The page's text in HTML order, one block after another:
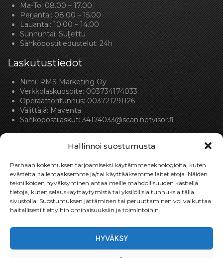
Hallinnoi suostumusta
Parhaan kokemuksen tarjoamiseksi käytämme teknologioita, kuten
evästeitä, tallentaaksemme ja/tai käyttääksemme laitetietoja. Näiden
tekniikoiden hyväksyminen antaa meille mahdollisuuden käsitellä
tietoja, kuten selauskäyttäytymistä tai yksilöllisiä tunnuksia tällä
sivustolla. Suostumuksen jättäminen tai peruuttaminen voi vaikuttaa
haitallisesti tiettyihin ominaisuuksiin ja toimintoihin.
HYVÄKSY
Ma-To: 08.00 – 17.00
Perjantai: 08.00 – 15.00
Lauantai: 10.00 – 14.00
Sunnuntai: Suljettu
Sähköpostitiedustelut: 24h
Laskutustiedot
Nimi: RMS Marketing Oy
Verkkolaskuosoite: 003734174033
Operaattoritunnus: 003721291126
Välittäjä: Maventa
Sähköpostilaskut:34174033@scan.netvisor.fi
Toimitukset
Toimitamme osat perille toimitusperiaatteella siihen
osan toimitettavan.
Toimitusaika on yleensä noin yksi (1) viikko tilauspäivästä.
Toimitus- & takuuehdot